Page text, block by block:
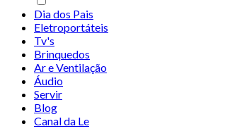
Dia dos Pais
Eletroportáteis
Tv's
Brinquedos
Ar e Ventilação
Áudio
Servir
Blog
Canal da Le